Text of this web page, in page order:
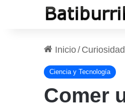
Inicio/
Ciencia y Tecnología
Comer